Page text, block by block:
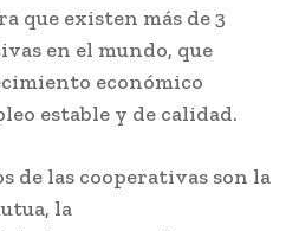
que existen más de 3
en el mundo, que
económico
estable y de calidad.
de las cooperativas son la
la